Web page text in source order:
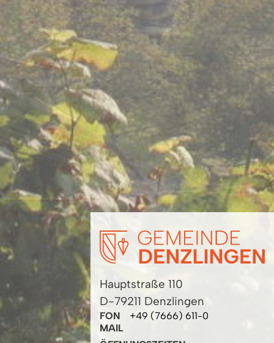
Hauptstraße 110
D-79211 Denzlingen
FON
+49 (7666) 611-0
MAIL